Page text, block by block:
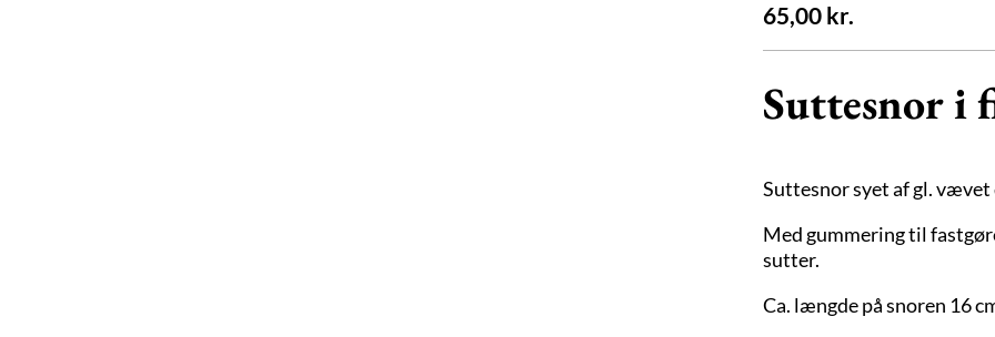
65,00 kr.
Suttesnor i
Suttesnor syet af gl. vævet
Med gummering til
sutter.
Ca. længde på snoren 16